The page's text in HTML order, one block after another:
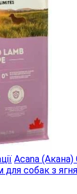
Acana (Акана)
для собак з